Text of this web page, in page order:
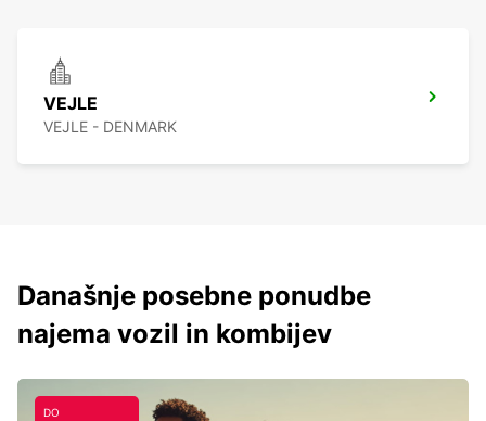
VEJLE
VEJLE - DENMARK
Današnje posebne ponudbe
najema vozil in kombijev
DO